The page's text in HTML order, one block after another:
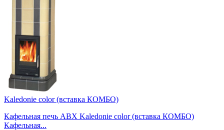
Kaledonie color (вставка КОМБО)
Кафельная печь ABX Kaledonie color (вставка КОМБО)
Кафельная...